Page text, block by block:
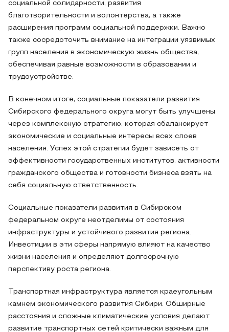
социальной солидарности, развития
благотворительности и волонтерства, а также
расширения программ социальной поддержки. Важно
также сосредоточить внимание на интеграции уязвимых
групп населения в экономическую жизнь общества,
обеспечивая равные возможности в образовании и
трудоустройстве.
В конечном итоге, социальные показатели развития
Сибирского федерального округа могут быть улучшены
через комплексную стратегию, которая сбалансирует
экономические и социальные интересы всех слоев
населения. Успех этой стратегии будет зависеть от
эффективности государственных институтов, активности
гражданского общества и готовности бизнеса взять на
себя социальную ответственность.
Социальные показатели развития в Сибирском
федеральном округе неотделимы от состояния
инфраструктуры и устойчивого развития региона.
Инвестиции в эти сферы напрямую влияют на качество
жизни населения и определяют долгосрочную
перспективу роста региона.
Транспортная инфраструктура является краеугольным
камнем экономического развития Сибири. Обширные
расстояния и сложные климатические условия делают
развитие транспортных сетей критически важным для